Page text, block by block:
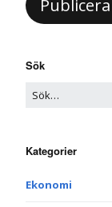
Sök
Kategorier
Ekonomi